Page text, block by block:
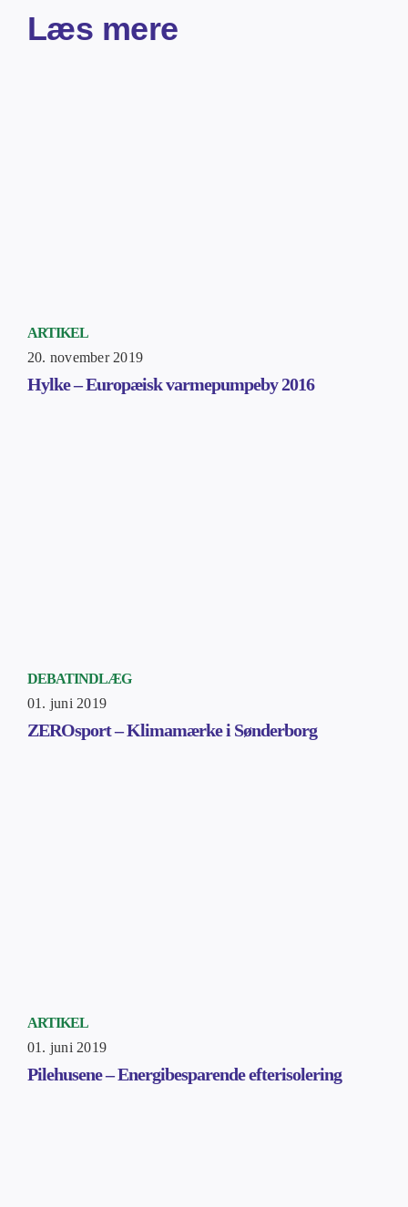
Læs mere
ARTIKEL
20. november 2019
Hylke – Europæisk varmepumpeby 2016
DEBATINDLÆG
01. juni 2019
ZEROsport – Klimamærke i Sønderborg
ARTIKEL
01. juni 2019
Pilehusene – Energibesparende efterisolering